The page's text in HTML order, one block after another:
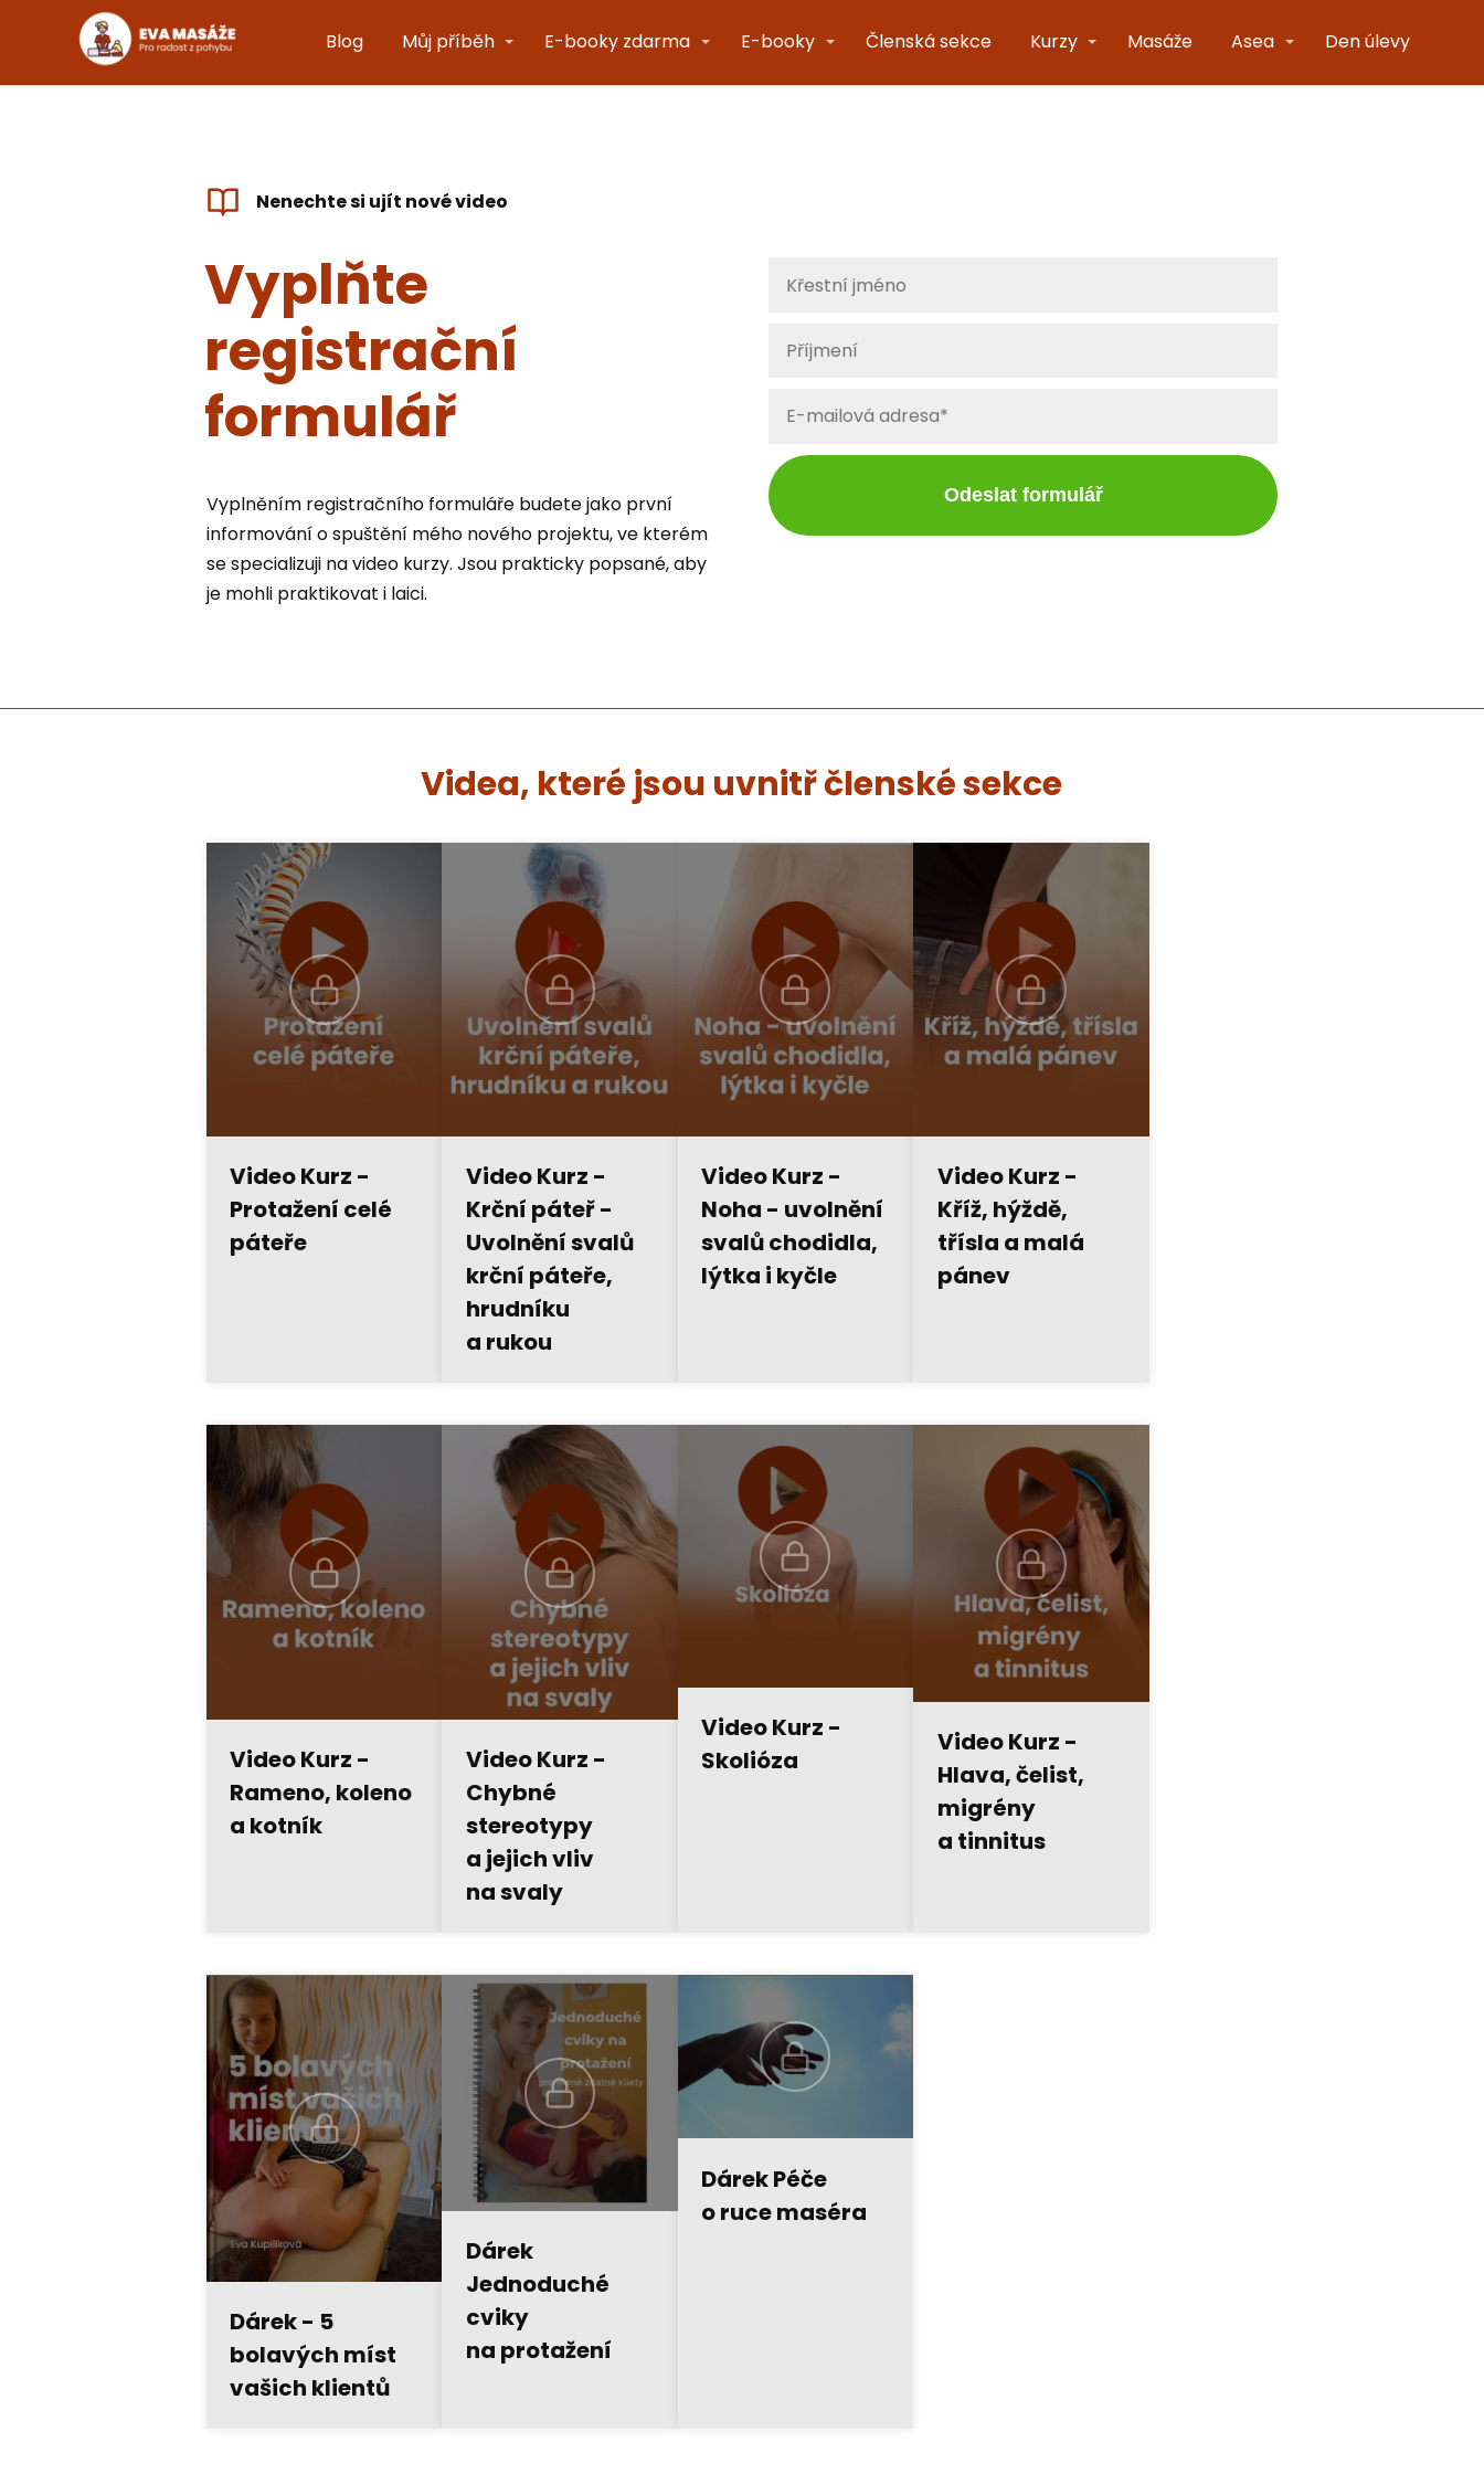
Blog Můj příběh E-booky zdarma E-booky Členská sekce Kurzy Masáže Asea Den úlevy
Nenechte si ujít nové video
Vyplňte
registrační
formulář
Vyplněním registračního formuláře budete jako první
informování o spuštění mého nového projektu, ve kterém
se specializuji na video kurzy. Jsou prakticky popsané, aby
je mohli praktikovat i laici.
Odeslat formulář
Videa, které jsou uvnitř členské sekce
Video Kurz -
Protažení celé
páteře
Video Kurz -
Krční páteř -
Uvolnění svalů
krční páteře,
hrudníku
a rukou
Video Kurz -
Noha - uvolnění
svalů chodidla,
lýtka i kyčle
Video Kurz -
Kříž, hýždě,
třísla a malá
pánev
Video Kurz -
Rameno, koleno
a kotník
Video Kurz -
Chybné
stereotypy
a jejich vliv
na svaly
Video Kurz -
Skolióza
Video Kurz -
Hlava, čelist,
migrény
a tinnitus
Dárek - 5
bolavých míst
vašich klientů
Dárek
Jednoduché
cviky
na protažení
Dárek Péče
o ruce maséra